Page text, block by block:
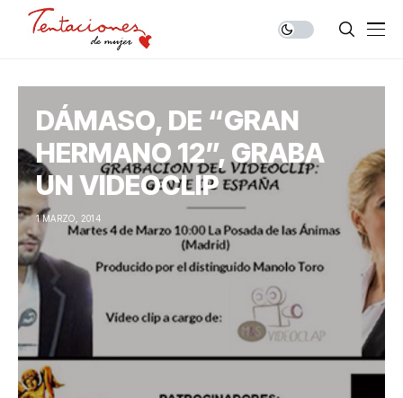
DÁMASO, DE “GRAN
HERMANO 12”, GRABA
UN VIDEOCLIP
1 MARZO, 2014